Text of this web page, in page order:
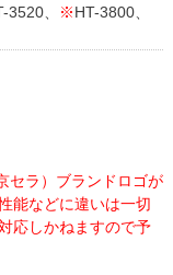
3520、 ※HT-3800、
セラ）ブランドロゴが
能などに違いは一切
応しかねますので予